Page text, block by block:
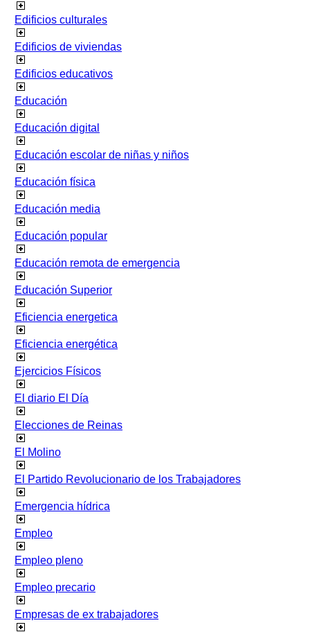
Edificios culturales
Edificios de viviendas
Edificios educativos
Educación
Educación digital
Educación escolar de niñas y niños
Educación física
Educación media
Educación popular
Educación remota de emergencia
Educación Superior
Eficiencia energetica
Eficiencia energética
Ejercicios Físicos
El diario El Día
Elecciones de Reinas
El Molino
El Partido Revolucionario de los Trabajadores
Emergencia hídrica
Empleo
Empleo pleno
Empleo precario
Empresas de ex trabajadores